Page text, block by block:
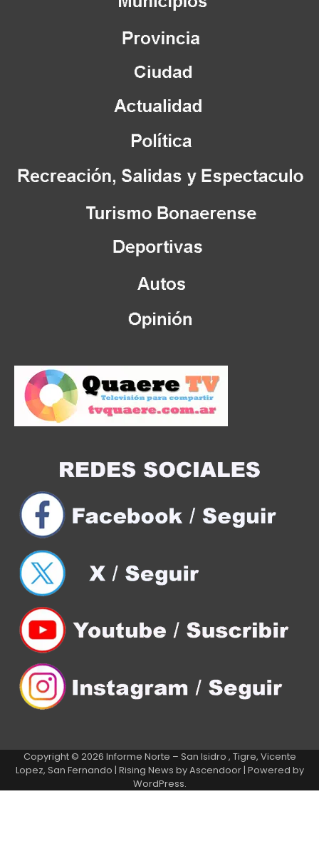
Copyright © 2026 Informe Norte – San Isidro , Tigre, Vicente
Lopez, San Fernando | Rising News byAscendoor| Powered by
WordPress.